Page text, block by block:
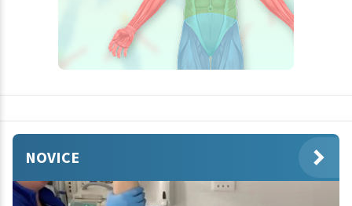
NOVICE